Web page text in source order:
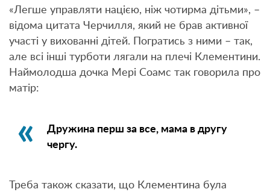
«Легше управляти нацією, ніж чотирма дітьми», –
відома цитата Черчилля, який не брав активної
участі у вихованні дітей. Погратись з ними – так,
але всі інші турботи лягали на плечі Клементини.
Наймолодша дочка Мері Соамс так говорила про
матір:
Дружина перш за все, мама в другу
чергу.
Треба також сказати, що Клементина була